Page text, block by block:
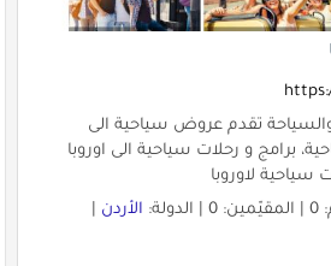
تقدم عروض سياحية الى
برامج و رحلات سياحية الى اوروبا
لاوروبا
الأردن|